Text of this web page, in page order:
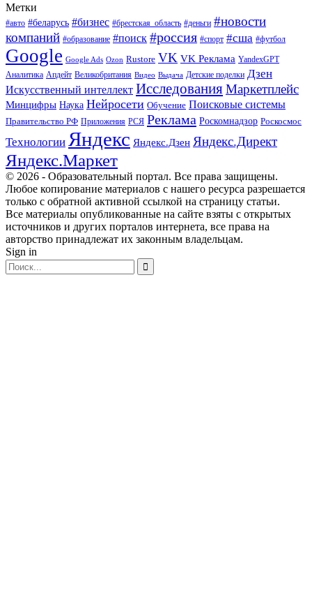
Метки
#авто #беларусь #бизнес #брестская_область #деньги #новости
компаний #образование #поиск #россия #спорт #сша #футбол
Google Google Ads Ozon Rustore VK VK Реклама YandexGPT
Аналитика Апдейт Великобритания Видео Выдача Детские поделки Дзен
Искусственный интеллект ИсследованияМаркетплейс
Минцифры Наука Нейросети Обучение Поисковые системы
Правительство РФ Приложения РСЯ Реклама Роскомнадзор Роскосмос
Технологии Яндекс Яндекс.Дзен Яндекс.Директ
Яндекс.Маркет
© 2026 - Образовательный портал. Все права защищены.
Любое копирование материалов с нашего ресурса разрешается
только с обратной активной ссылкой на страницу статьи.
Все материалы опубликованные на сайте взяты с открытых
источников и других порталов интернета, все права на
авторство принадлежат их законным владельцам.
Sign in